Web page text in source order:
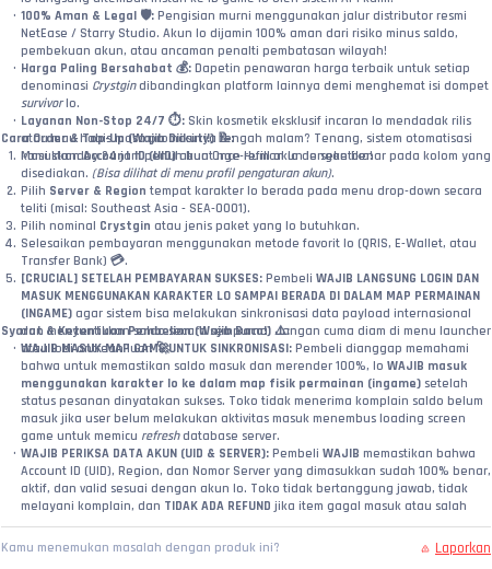
100% Aman & Legal 🛡️: Pengisian murni menggunakan jalur distributor resmi
NetEase / Starry Studio. Akun lo dijamin 100% aman dari risiko minus saldo,
pembekuan akun, atau ancaman penalti pembatasan wilayah!
Harga Paling Bersahabat 💰: Dapetin penawaran harga terbaik untuk setiap
denominasi Crystgin
survivor lo.
Layanan Non-Stop 24/7 ⏱️: Skin kosmetik eksklusif incaran lo mendadak rilis
atau mau habis masa promosinya tengah malam? Tenang, sistem otomatisasi
kami standby 24 jam penuh buat nge-refill akun lo seketika!
Cara Order & Top-Up (Wajib Diikuti!) 📝:
Masukkan Account ID (UID) akun Once Human lo dengan benar pada kolom yang
disediakan. (Bisa dilihat di menu profil pengaturan akun).
Pilih Server & Region tempat karakter lo berada pada menu drop-down secara
teliti (misal: Southeast Asia - SEA-0001).
Pilih nominal Crystgin atau jenis paket yang lo butuhkan.
Selesaikan pembayaran menggunakan metode favorit lo (QRIS, E-Wallet, atau
Transfer Bank) 💳.
[CRUCIAL] SETELAH PEMBAYARAN SUKSES: Pembeli WAJIB LANGSUNG LOGIN DAN
MASUK MENGGUNAKAN KARAKTER LO SAMPAI BERADA DI DALAM MAP PERMAINAN
(INGAME) agar sistem bisa melakukan sinkronisasi data payload internasional
dan menyuntikkan saldo secara sempurna! Jangan cuma diam di menu launcher
atau lobi antrean luar! 🚀
Syarat & Ketentuan Pembelian (Wajib Baca!) ⚠️:
WAJIB MASUK MAP GAME UNTUK SINKRONISASI: Pembeli dianggap memahami
bahwa untuk memastikan saldo masuk dan merender 100%, lo WAJIB masuk
menggunakan karakter lo ke dalam map fisik permainan (ingame) setelah
status pesanan dinyatakan sukses. Toko tidak menerima komplain saldo belum
masuk jika user belum melakukan aktivitas masuk menembus loading screen
game untuk memicu refresh database server.
WAJIB PERIKSA DATA AKUN (UID & SERVER): Pembeli WAJIB memastikan bahwa
Account ID (UID), Region, dan Nomor Server yang dimasukkan sudah 100% benar,
aktif, dan valid sesuai dengan akun lo. Toko tidak bertanggung jawab, tidak
melayani komplain, dan TIDAK ADA REFUND jika item gagal masuk atau salah
kirim ke akun lain akibat kelalaian pembeli dalam menginput data!
Status Sukses API Supplier:
Jika sistem kami sudah mengeluarkan status
berdasarkan laporan dari server API supplier resmi, maka kewajiban
Kamu menemukan masalah dengan produk ini? Laporkan